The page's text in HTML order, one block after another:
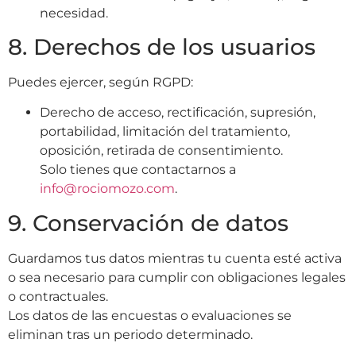
necesidad.
8. Derechos de los usuarios
Puedes ejercer, según RGPD:
Derecho de acceso, rectificación, supresión,
portabilidad, limitación del tratamiento,
oposición, retirada de consentimiento.
Solo tienes que contactarnos a
info@rociomozo.com.
9. Conservación de datos
Guardamos tus datos mientras tu cuenta esté activa
o sea necesario para cumplir con obligaciones legales
o contractuales.
Los datos de las encuestas o evaluaciones se
eliminan tras un periodo determinado.